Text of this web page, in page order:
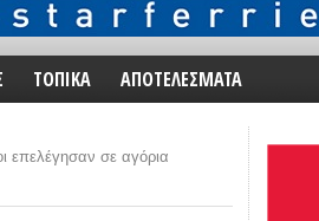
ΤΟΠΙΚΑ ΑΠΟΤΕΛΕΣΜΑΤΑ
επελέγησαν σε αγόρια